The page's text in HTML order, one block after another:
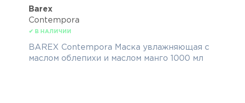
Barex
Contempora
✔ В НАЛИЧИИ
BAREX Contempora Маска увлажняющая с
маслом облепихи и маслом манго 1000 мл